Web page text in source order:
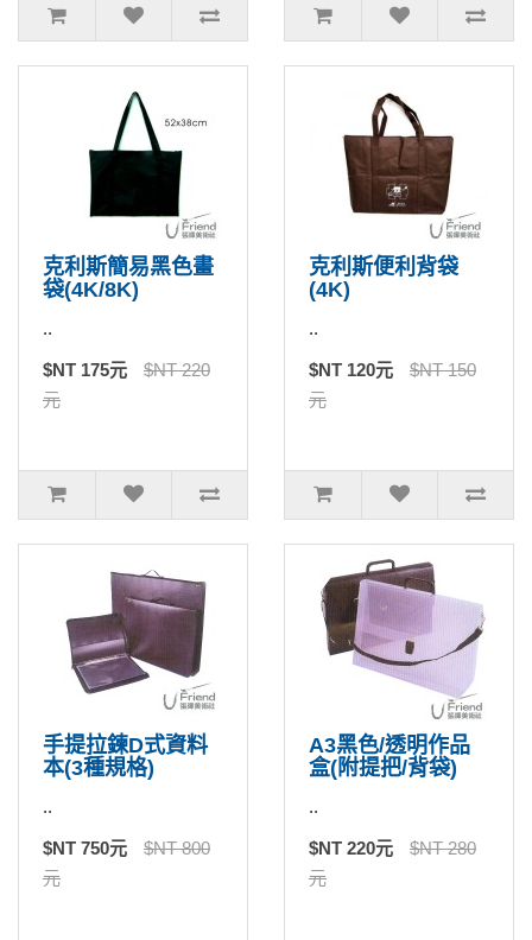
克利斯簡易黑色畫
袋(4K/8K)
..
$NT 175元
$NT 220
元
克利斯便利背袋
(4K)
..
$NT 120元
$NT 150
元
手提拉鍊D式資料
本(3種規格)
..
$NT 750元
$NT 800
元
A3黑色/透明作品
盒(附提把/背袋)
..
$NT 220元
$NT 280
元